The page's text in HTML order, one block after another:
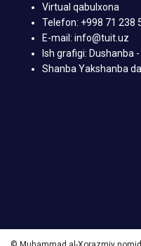
Virtual qabulxona
Telefon: +998 71 238
E-mail: info@tuit.uz
Ish grafigi: Dushanba
Shanba Yakshanba